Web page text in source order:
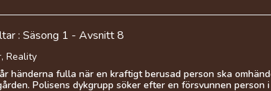
: Säsong 1 - Avsnitt 8
Reality
händerna fulla när en kraftigt berusad person ska
Polisens dykgrupp söker efter en försvunnen person i